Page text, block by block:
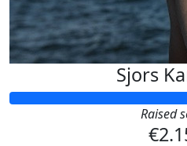
Sjors
Raised